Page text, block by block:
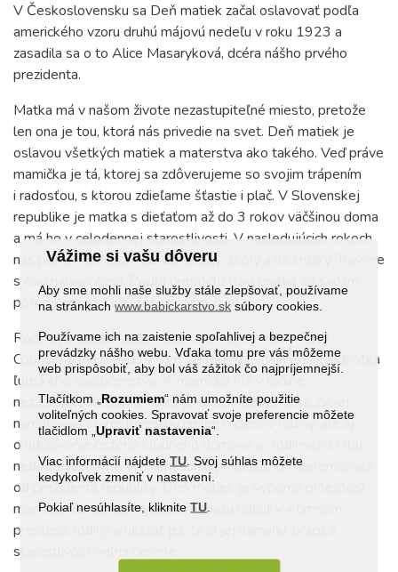
Vážime si vašu dôveru
Aby sme mohli naše služby stále zlepšovať, používame
na stránkachwww.babickarstvo.sk súbory cookies.
Používame ich na zaistenie spoľahlivej a bezpečnej
prevádzky nášho webu. Vďaka tomu pre vás môžeme
web prispôsobiť, aby bol váš zážitok čo najpríjemnejší.
Tlačítkom „ Rozumiem“ nám umožníte použitie
voliteľných cookies. Spravovať svoje preferencie môžete
tlačidlom „Upraviť nastavenia“.
Viac informácií nájdete TU . Svoj súhlas môžete
kedykoľvek zmeniť v nastavení.
Pokiaľ nesúhlasíte, klikniteTU
V Československu sa Deň matiek začal oslavovať podľa
amerického vzoru druhú májovú nedeľu v roku 1923 a
zasadila sa o to Alice Masaryková, dcéra nášho prvého
prezidenta.
Matka má v našom živote nezastupiteľné miesto, pretože
len ona je tou, ktorá nás privedie na svet. Deň matiek je
oslavou všetkých matiek a materstva ako takého. Veď práve
mamička je tá, ktorej sa zdôverujeme so svojim trápením
i radosťou, s ktorou zdieľame šťastie i plač. V Slovenskej
republike je matka s dieťaťom až do 3 rokov väčšinou doma
a má ho v celodennej starostlivosti. V nasledujúcich rokoch
nás práve mamička vodí do škôlky, školy a na krúžky. Trávime
s ňou najviac času. Podľa prepočtu trávi matka so svojím
potomkom až 15% času svojho života.
Rodina je základ štátu, názov známej komédie Raya
Coonyeho má pravdu v tom, že rodina je najmenšia jednotka
ľudského spoločenstva. A mamička hrá v rodine
nezastupiteľnú úlohu, ktorá je často nedocenená. Za jej
namáhavou starostlivosťou nielen o členov rodiny, ale aj
o udržovanie čistého kľudného domova a „rodinného krbu“
nedostáva štátne vyznamenanie pri oficiálnom ceremoniále
od prezidenta republiky. Deň matiek je výborná príležitosť
mamičke takúto pomyselnú medailu udeliť v intímnom
prostredí rodiny a ukázať jej, že si jej námahu, prácu a
starostlivosť veľmi ceníme.